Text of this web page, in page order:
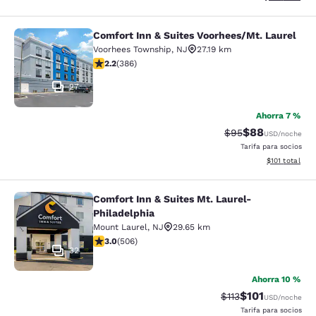
Comfort Inn & Suites Voorhees/Mt.
27
Comfort Inn & Suites Voorhees/Mt. Laurel
Voorhees Township, NJ
27.19 km
Calificación de 2.24 estrellas. Razonable. 386 reseñas
2.2(386)
Ahorra 7 %
Tarifa tachada:
$95Tarifa
$88USD/noche
Tarifa para socios
Ver detalles
$101 total
Comfort Inn & Suites Mt. Laurel-
32
Comfort Inn & Suites Mt. Laurel-
Philadelphia
Mount Laurel, NJ
29.65 km
Calificación de 3.01 estrellas. Razonable. 506 reseñas
3.0(506)
Ahorra 10 %
Tarifa tachada:
$113Tarifa reducida:
$101USD/noche
Tarifa para socios